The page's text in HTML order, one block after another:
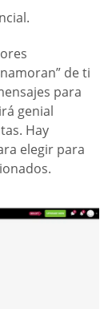
de ti
para
genial
Hay
elegir para